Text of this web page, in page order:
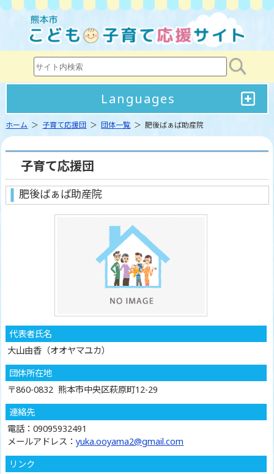
Languages
ホーム ＞ 子育て応援団 ＞団体一覧 ＞ 肥後ばぁば助産院
子育て応援団
肥後ばぁば助産院
代表者氏名
大山由香（オオヤマユカ）
団体所在地
〒860-0832 熊本市中央区萩原町12-29
連絡先
電話：09095932491
メールアドレス：yuka.ooyama2@gmail.com
リンク